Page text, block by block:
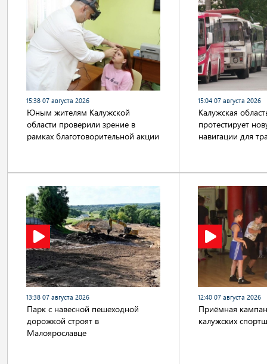
15:38 07 августа 2026
Юным жителям Калужской
области проверили зрение в
рамках благотоворительной акции
15:04 07 августа 2026
Калужская
протестирует
навигации для
13:38 07 августа 2026
Парк с навесной пешеходной
дорожкой строят в
Малоярославце
12:40 07 августа 2026
Приёмная
калужских